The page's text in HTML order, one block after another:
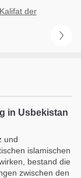
der
in Usbekistan
und
islamischen
bestand die
zwischen den